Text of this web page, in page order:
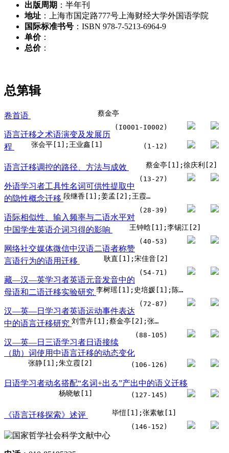
出版周期 ：半年刊
地址 ：上海市国定路777号上海财经大学外国语学院
国际标准书号 ：ISBN 978-7-5213-6964-9
单价：
总价：
总第辑
卷首语 蔡金亭
(I0001-I0002)
语言迁移之术语演变及发展历
程
张会平[1];王业鑫[1] (1-12)
语言迁移调控的路径、方法与成效 蔡金亭[1];徐庆利[2]
(13-27)
外语学习者工具性名词可供性提取中
的隐性概念迁移
段继香[1];姜孟[2];王霞[2]
(28-39)
语际相似性、输入频率与二语水平对
中国学生英语介词习得的影响
王钟晗[1];李锡江[2]
(40-53)
网络社交媒体微信中汉语二语者称赞
言语行为的语用迁移
耿直[1];宋佳音[2]
(54-71)
藏—汉—英学习者英语元音发音中的
母语和二语迁移实验研究
李树瑶[1];史培媛[1];陈建林[1]
(72-87)
汉—英—日学习者英语运动事件表达
中的语言迁移研究
刘雪卉[1];蔡金亭[2];张丽虹[3]
(88-105)
汉—英—日三语学习者日语接续
（助）词使用中语言迁移的动态变化
张静[1];朱立霞[2] (106-126)
日语学习者动名搭配“名词+出る”产出中的语义迁移
杨晓敏[1] (127-145)
《语言迁移探索》述评 毕愷[1];张素敏[1]
(146-152)